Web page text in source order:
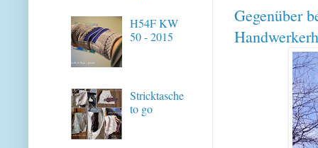
Gegenüber
H54F KW
50 - 2015
Stricktasche
to go